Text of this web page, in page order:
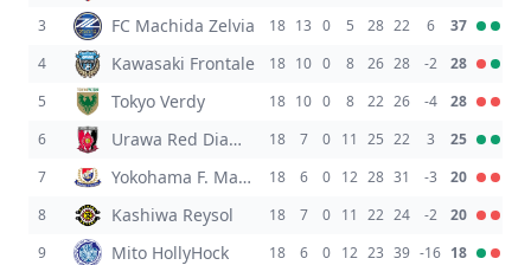
3
FC Machida Zelvia 18 13 0 5 28 22 6
37
4
Kawasaki Frontale 18 10 0 8 26 28 -2
28
5
Tokyo Verdy 18 10 0 8 22 26 -4
28
6
Urawa Red Diamonds 18 7 0 11 25 22 3
25
7
Yokohama F. Marinos 18 6 0 12 28 31 -3
20
8
Kashiwa Reysol 18 7 0 11 22 24 -2
20
9
Mito HollyHock 18 6 0 12 23 39 -16 18